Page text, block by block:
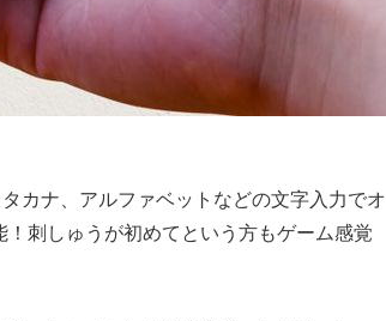
カナ、アルファベットなどの文字入力でオ
刺しゅうが初めてという方もゲーム感覚